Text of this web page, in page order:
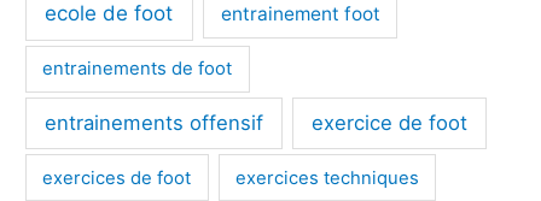
ecole de foot entrainement foot
entrainements de foot
entrainements offensif exercice de foot
exercices de foot exercices techniques